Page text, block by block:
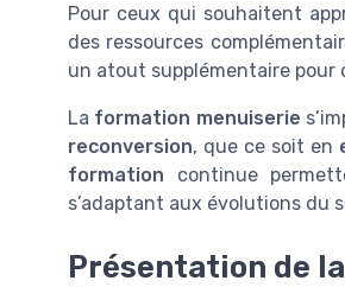
Pour ceux qui souhaitent
des ressources
un atout supplémentaire pour
La formation menuiserie
reconversion, que ce soit en
formation continue
s’adaptant aux évolutions du
Présentation de